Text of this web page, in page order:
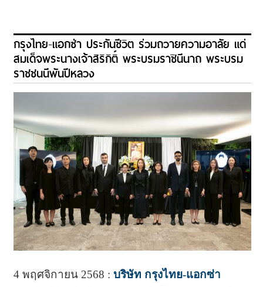
กรุงไทย-แอกซ่า ประกันชีวิต ร่วมถวายความอาลัย แด่
สมเด็จพระนางเจ้าสิริกิติ์ พระบรมราชินีนาถ พระบรม
ราชชนนีพันปีหลวง
4 พฤศจิกายน 2568 : บริษัท กรุงไทย-แอกซ่า